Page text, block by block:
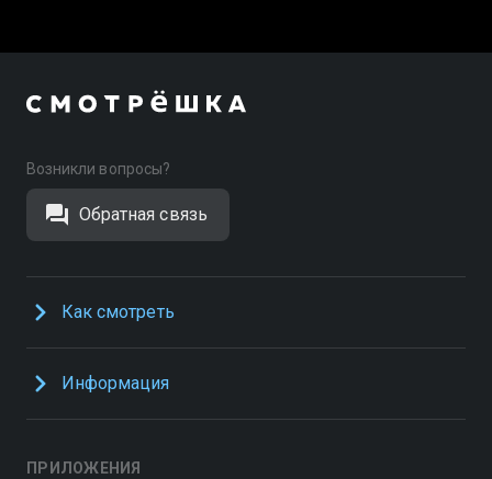
Возникли вопросы?
Обратная связь
Как смотреть
Информация
ПРИЛОЖЕНИЯ